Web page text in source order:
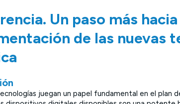
Un paso más
de las nuevas
juegan un papel fundamental en el plan